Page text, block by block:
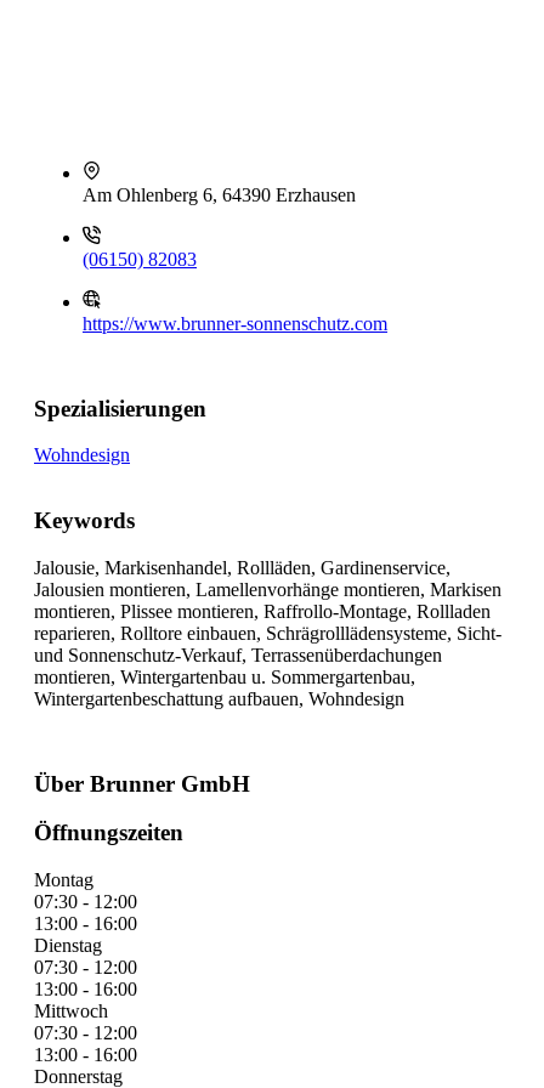
Am Ohlenberg 6, 64390 Erzhausen
(06150) 82083
https://www.brunner-sonnenschutz.com
Spezialisierungen
Wohndesign
Keywords
Jalousie, Markisenhandel, Rollläden, Gardinenservice,
Jalousien montieren, Lamellenvorhänge montieren, Markisen
montieren, Plissee montieren, Raffrollo-Montage, Rollladen
reparieren, Rolltore einbauen, Schrägrolllädensysteme, Sicht-
und Sonnenschutz-Verkauf, Terrassenüberdachungen
montieren, Wintergartenbau u. Sommergartenbau,
Wintergartenbeschattung aufbauen, Wohndesign
Über Brunner GmbH
Öffnungszeiten
Montag
07:30 - 12:00
13:00 - 16:00
Dienstag
07:30 - 12:00
13:00 - 16:00
Mittwoch
07:30 - 12:00
13:00 - 16:00
Donnerstag